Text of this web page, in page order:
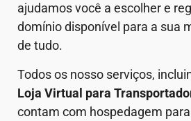
ajudamos você a escolher e
domínio disponível para a sua
de tudo.
Todos os nosso serviços,
Loja Virtual para
contam com hospedagem